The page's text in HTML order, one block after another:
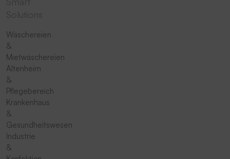
Wäschereien
&
Mietwäschereien
Altenheim
&
Pflegebereich
Krankenhaus
&
Gesundheitswesen
Industrie
&